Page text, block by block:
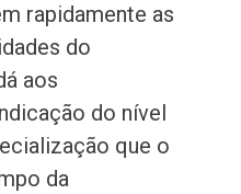
rapidamente as
do
aos
do nível
que o
da